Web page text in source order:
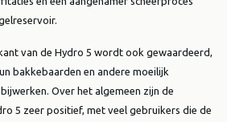
van de Hydro 5 wordt ook gewaardeerd,
bakkebaarden en andere moeilijk
Over het algemeen zijn de
5 zeer positief, met veel gebruikers die de